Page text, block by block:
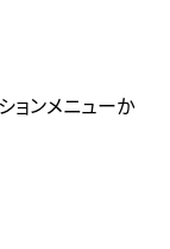
ョンメニューか